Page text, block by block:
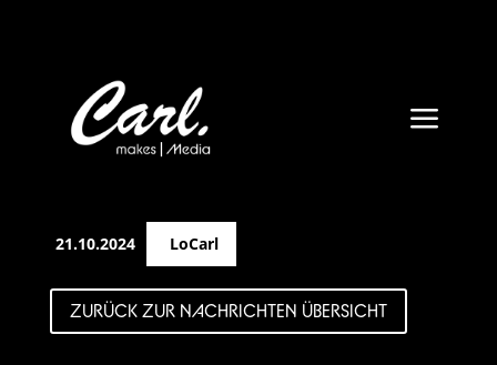
a
21.10.2024 LoCarl
ZURÜCK ZUR NACHRICHTEN ÜBERSICHT